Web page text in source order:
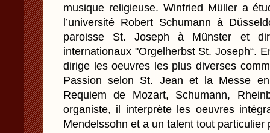
musique religieuse. Winfried Müller a
l’université Robert Schumann à
paroisse St. Joseph à Münster et
internationaux "Orgelherbst St. Joseph“.
dirige les oeuvres les plus diverses
Passion selon St. Jean et la Messe
Requiem de Mozart, Schumann,
organiste, il interprète les oeuvres
Mendelssohn et a un talent tout particulier